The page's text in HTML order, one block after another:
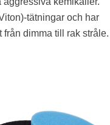
tätningar och har
från dimma till rak stråle.